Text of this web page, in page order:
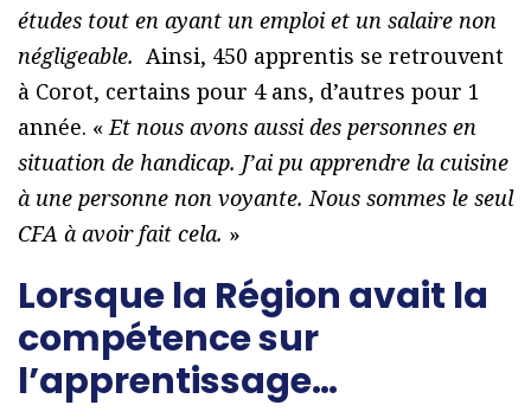
études tout en ayant un emploi et un salaire non
négligeable. Ainsi, 450 apprentis se retrouvent
à Corot, certains pour 4 ans, d’autres pour 1
année. « Et nous avons aussi des personnes en
situation de handicap. J’ai pu apprendre la cuisine
à une personne non voyante. Nous sommes le seul
CFA à avoir fait cela. »
Lorsque la Région avait la
compétence sur
l’apprentissage…